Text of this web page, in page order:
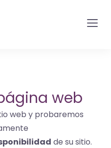
web
web y probaremos
de su sitio.